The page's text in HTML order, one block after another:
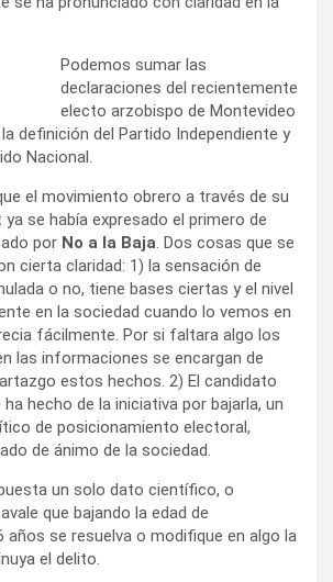
Podemos sumar las
declaraciones del recientemente
electo arzobispo de Montevideo
definición del Partido Independiente y
Nacional.
el movimiento obrero a través de su
se había expresado el primero de
por No a la Baja. Dos cosas que se
cierta claridad: 1) la sensación de
o no, tiene bases ciertas y el nivel
en la sociedad cuando lo vemos en
fácilmente. Por si faltara algo los
las informaciones se encargan de
estos hechos. 2) El candidato
hecho de la iniciativa por bajarla, un
de posicionamiento electoral,
de ánimo de la sociedad.
un solo dato científico, o
que bajando la edad de
años se resuelva o modifique en algo la
el delito.